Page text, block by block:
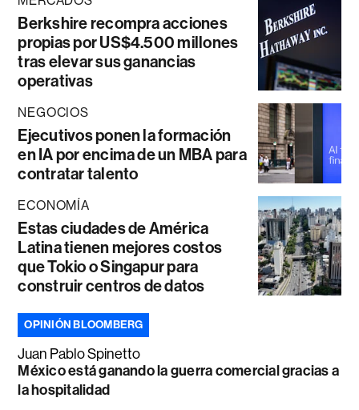
Berkshire recompra acciones
propias por US$4.500 millones
tras elevar sus ganancias
operativas
NEGOCIOS
Ejecutivos ponen la formación
en IA por encima de un MBA para
contratar talento
ECONOMÍA
Estas ciudades de América
Latina tienen mejores costos
que Tokio o Singapur para
construir centros de datos
OPINIÓN BLOOMBERG
Juan Pablo Spinetto
México está ganando la guerra comercial gracias a
la hospitalidad